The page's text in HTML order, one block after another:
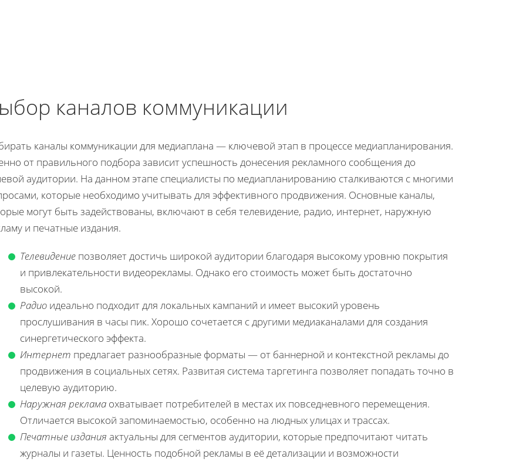
каналов коммуникации
каналы коммуникации для медиаплана — ключевой этап в процессе медиапланирования.
от правильного подбора зависит успешность донесения рекламного сообщения до
аудитории. На данном этапе специалисты по медиапланированию сталкиваются с многими
которые необходимо учитывать для эффективного продвижения. Основные каналы,
могут быть задействованы, включают в себя телевидение, радио, интернет, наружную
и печатные издания.
Телевидение позволяет достичь широкой аудитории благодаря высокому уровню покрытия
и привлекательности видеорекламы. Однако его стоимость может быть достаточно
высокой.
Радио идеально подходит для локальных кампаний и имеет высокий уровень
прослушивания в часы пик. Хорошо сочетается с другими медиаканалами для создания
синергетического эффекта.
Интернет предлагает разнообразные форматы — от баннерной и контекстной рекламы до
продвижения в социальных сетях. Развитая система таргетинга позволяет попадать точно в
целевую аудиторию.
Наружная реклама охватывает потребителей в местах их повседневного перемещения.
Отличается высокой запоминаемостью, особенно на людных улицах и трассах.
Печатные издания актуальны для сегментов аудитории, которые предпочитают читать
журналы и газеты. Ценность подобной рекламы в её детализации и возможности